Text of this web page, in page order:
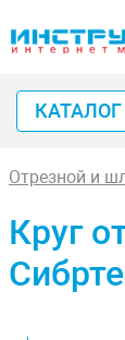
КАТАЛОГ
Отрезной и
Круг